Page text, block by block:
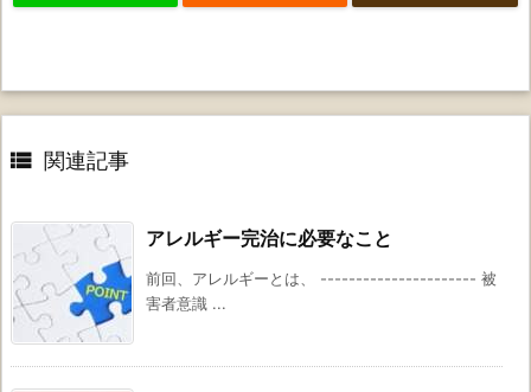
 関連記事
アレルギー完治に必要なこと
前回、アレルギーとは、 ---------------------- 被
害者意識 ...